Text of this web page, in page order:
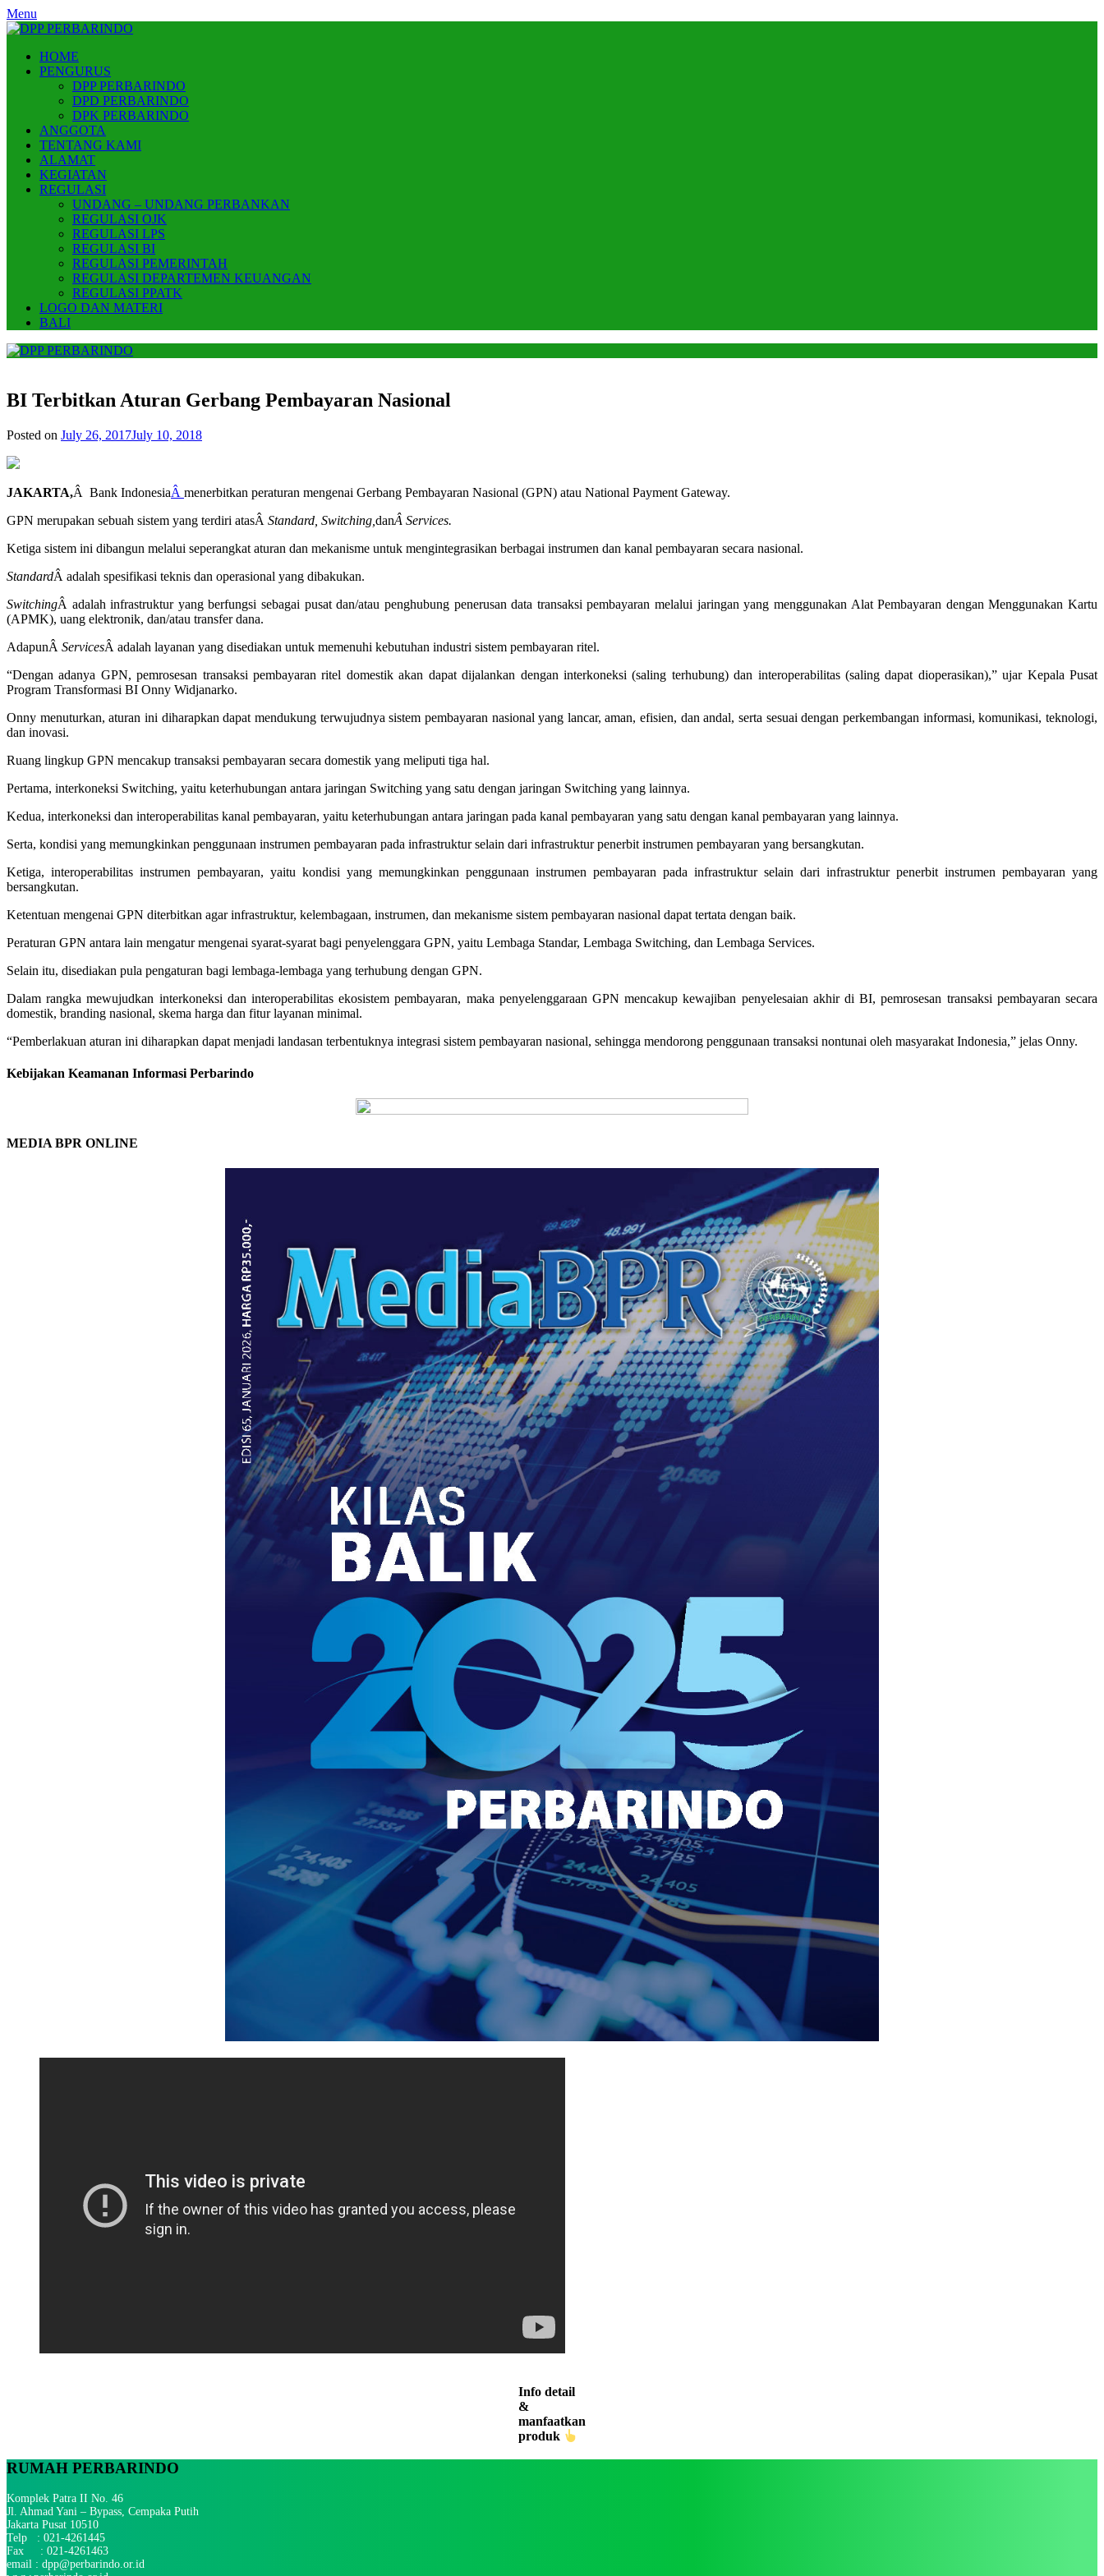
Skip
to
Menu
HOME
PENGURUS
DPP PERBARINDO
DPD PERBARINDO
DPK PERBARINDO
ANGGOTA
TENTANG KAMI
ALAMAT
KEGIATAN
REGULASI
UNDANG – UNDANG PERBANKAN
REGULASI OJK
REGULASI LPS
REGULASI BI
REGULASI PEMERINTAH
REGULASI DEPARTEMEN KEUANGAN
REGULASI PPATK
LOGO DAN MATERI
BALI
BI Terbitkan Aturan Gerbang Pembayaran Nasional
Posted on July 26, 2017July 10, 2018
JAKARTA,Â Bank IndonesiaÂ menerbitkan peraturan mengenai Gerbang Pembayaran Nasional (GPN) atau National Payment Gateway.
GPN merupakan sebuah sistem yang terdiri atasÂ Standard, Switching, danÂ Services.
Ketiga sistem ini dibangun melalui seperangkat aturan dan mekanisme untuk mengintegrasikan berbagai instrumen dan kanal pembayaran secara nasional.
StandardÂ adalah spesifikasi teknis dan operasional yang dibakukan.
SwitchingÂ adalah infrastruktur yang berfungsi sebagai pusat dan/atau penghubung penerusan data transaksi pembayaran melalui jaringan yang menggunakan Alat Pembayaran dengan Menggunakan Kartu
(APMK), uang elektronik, dan/atau transfer dana.
AdapunÂ ServicesÂ adalah layanan yang disediakan untuk memenuhi kebutuhan industri sistem pembayaran ritel.
“Dengan adanya GPN, pemrosesan transaksi pembayaran ritel domestik akan dapat dijalankan dengan interkoneksi (saling terhubung) dan interoperabilitas (saling dapat dioperasikan),” ujar Kepala Pusat
Program Transformasi BI Onny Widjanarko.
Onny menuturkan, aturan ini diharapkan dapat mendukung terwujudnya sistem pembayaran nasional yang lancar, aman, efisien, dan andal, serta sesuai dengan perkembangan informasi, komunikasi, teknologi,
dan inovasi.
Ruang lingkup GPN mencakup transaksi pembayaran secara domestik yang meliputi tiga hal.
Pertama, interkoneksi Switching, yaitu keterhubungan antara jaringan Switching yang satu dengan jaringan Switching yang lainnya.
Kedua, interkoneksi dan interoperabilitas kanal pembayaran, yaitu keterhubungan antara jaringan pada kanal pembayaran yang satu dengan kanal pembayaran yang lainnya.
Serta, kondisi yang memungkinkan penggunaan instrumen pembayaran pada infrastruktur selain dari infrastruktur penerbit instrumen pembayaran yang bersangkutan.
Ketiga, interoperabilitas instrumen pembayaran, yaitu kondisi yang memungkinkan penggunaan instrumen pembayaran pada infrastruktur selain dari infrastruktur penerbit instrumen pembayaran yang
bersangkutan.
Ketentuan mengenai GPN diterbitkan agar infrastruktur, kelembagaan, instrumen, dan mekanisme sistem pembayaran nasional dapat tertata dengan baik.
Peraturan GPN antara lain mengatur mengenai syarat-syarat bagi penyelenggara GPN, yaitu Lembaga Standar, Lembaga Switching, dan Lembaga Services.
Selain itu, disediakan pula pengaturan bagi lembaga-lembaga yang terhubung dengan GPN.
Dalam rangka mewujudkan interkoneksi dan interoperabilitas ekosistem pembayaran, maka penyelenggaraan GPN mencakup kewajiban penyelesaian akhir di BI, pemrosesan transaksi pembayaran secara
domestik, branding nasional, skema harga dan fitur layanan minimal.
“Pemberlakuan aturan ini diharapkan dapat menjadi landasan terbentuknya integrasi sistem pembayaran nasional, sehingga mendorong penggunaan transaksi nontunai oleh masyarakat Indonesia,” jelas Onny.
Kebijakan Keamanan Informasi Perbarindo
MEDIA BPR ONLINE
Info detail
&
manfaatkan
produk
RUMAH PERBARINDO
Komplek Patra II No. 46
Jl. Ahmad Yani – Bypass, Cempaka Putih
Jakarta Pusat 10510
Telp : 021-4261445
Fax : 021-4261463
email : dpp@perbarindo.or.id